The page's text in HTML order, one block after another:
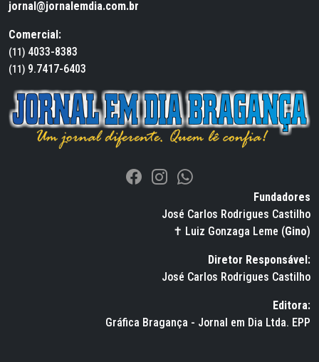
jornal@jornalemdia.com.br
Comercial:
(11) 4033-8383
(11) 9.7417-6403
Fundadores
José Carlos Rodrigues Castilho
✝ Luiz Gonzaga Leme (Gino)
Diretor Responsável:
José Carlos Rodrigues Castilho
Editora:
Gráfica Bragança - Jornal em Dia Ltda. EPP